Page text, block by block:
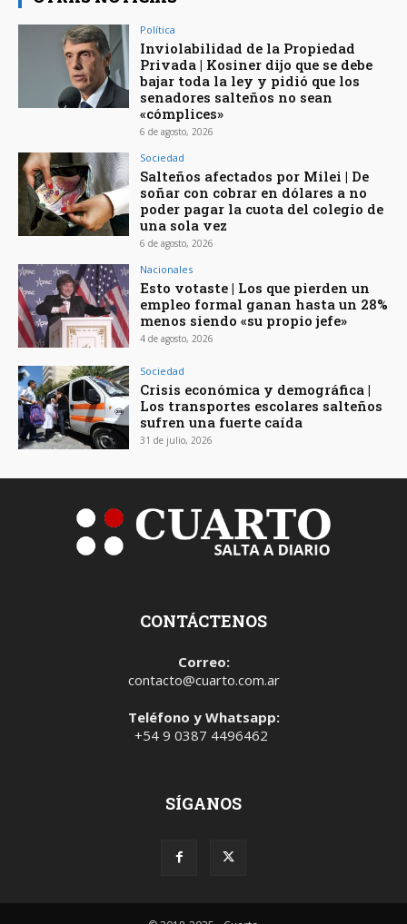
Política
Inviolabilidad de la Propiedad
Privada | Kosiner dijo que se debe
bajar toda la ley y pidió que los
senadores salteños no sean
«cómplices»
6 de agosto, 2026
Sociedad
Salteños afectados por Milei | De
soñar con cobrar en dólares a no
poder pagar la cuota del colegio de
una sola vez
6 de agosto, 2026
Nacionales
Esto votaste | Los que pierden un
empleo formal ganan hasta un 28%
menos siendo «su propio jefe»
4 de agosto, 2026
Sociedad
Crisis económica y demográfica |
Los transportes escolares salteños
sufren una fuerte caída
31 de julio, 2026
CONTÁCTENOS
Correo:
contacto@cuarto.com.ar
Teléfono y Whatsapp:
+54 9 0387 4496462
SÍGANOS